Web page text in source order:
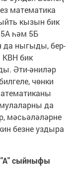
математика
кызын бик
һәм 5Б
да ныгыды, бер-
КВН бик
Әти-әниләр
чөнки
да
мәсьә­ләләрне
безне уздыра
"А" сыйныфы